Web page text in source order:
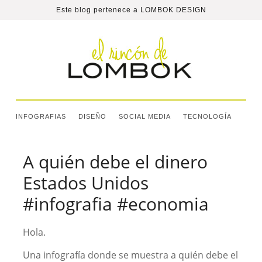
Este blog pertenece a LOMBOK DESIGN
INFOGRAFIAS DISEÑO SOCIAL MEDIA TECNOLOGÍA
A quién debe el dinero
Estados Unidos
#infografia #economia
Hola.
Una infografía donde se muestra a quién debe el